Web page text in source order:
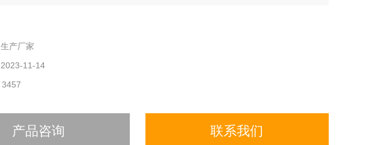
生产厂家
2023-11-14
3457
产品咨询 联系我们